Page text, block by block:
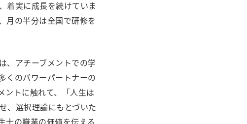
着実に成長を続けていま
月の半分は全国で研修を
、アチーブメントでの学
くのパワーパートナーの
ントに触れて、「人生は
、選択理論にもとづいた
士の職業の価値を伝える